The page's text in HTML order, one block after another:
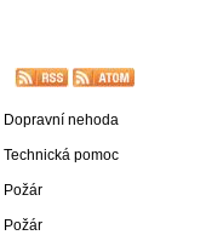
Dopravní nehoda
Technická pomoc
Požár
Požár